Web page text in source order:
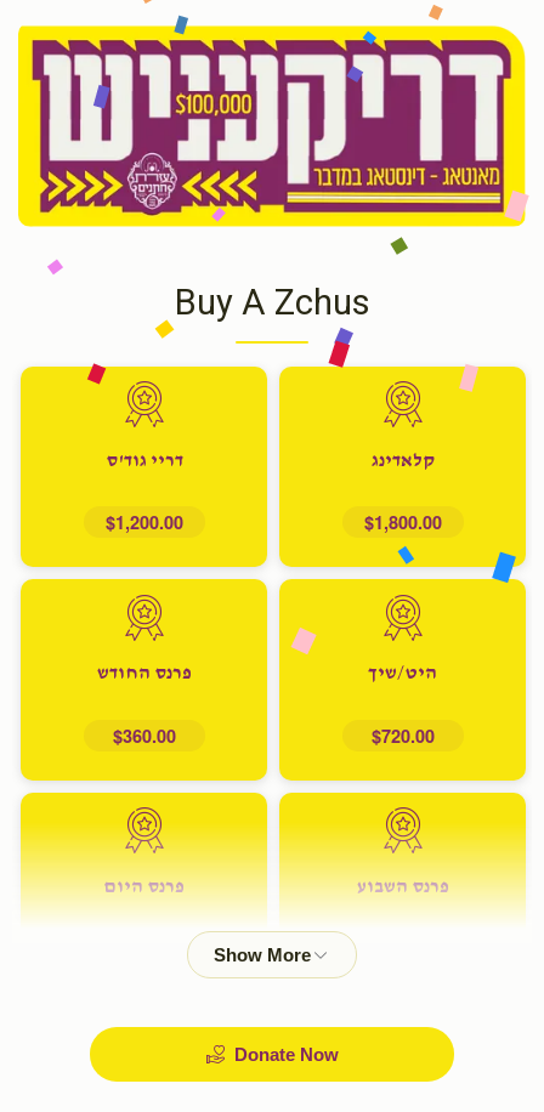
Buy A Zchus
קלאדינג
$1,800.00
דריי גוד'ס
$1,200.00
היט/שיך
$720.00
פרנס החודש
$360.00
פרנס השבוע פרנס היום
Donate Now